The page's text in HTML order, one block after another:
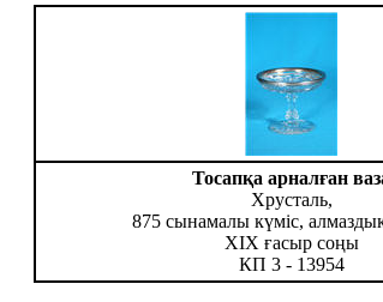
Тосапқа арналған
Хрусталь,
875 сынамалы күміс,
ХІХ ғасыр соңы
КП 3 - 13954